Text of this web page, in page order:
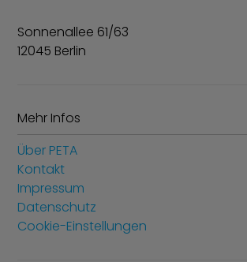
Sonnenallee 61/63
12045 Berlin
Mehr Infos
Über PETA
Kontakt
Impressum
Datenschutz
Cookie-Einstellungen